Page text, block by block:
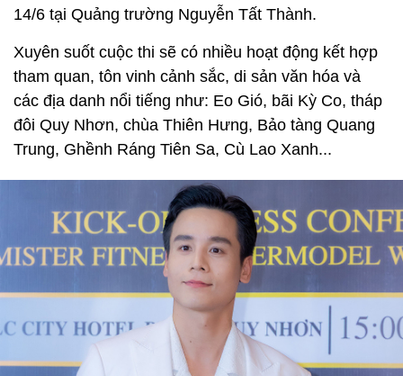
14/6 tại Quảng trường Nguyễn Tất Thành.
Xuyên suốt cuộc thi sẽ có nhiều hoạt động kết hợp
tham quan, tôn vinh cảnh sắc, di sản văn hóa và
các địa danh nổi tiếng như: Eo Gió, bãi Kỳ Co, tháp
đôi Quy Nhơn, chùa Thiên Hưng, Bảo tàng Quang
Trung, Ghềnh Ráng Tiên Sa, Cù Lao Xanh...